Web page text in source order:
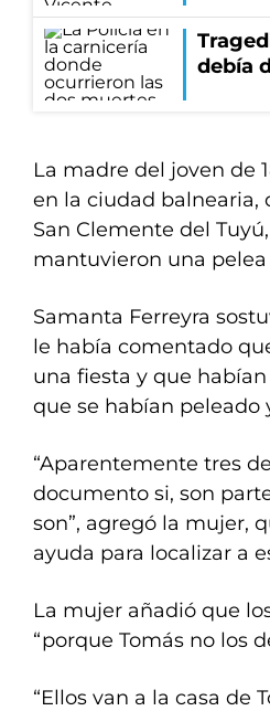
debía
La madre del joven de
en la ciudad balnearia,
San Clemente del
mantuvieron una
Samanta Ferreyra
le había comentado
una fiesta y que
que se habían peleado
“Aparentemente tres
documento si, son
son”, agregó la mujer,
ayuda para localizar a
La mujer añadió que
“porque Tomás no los
“Ellos van a la casa de